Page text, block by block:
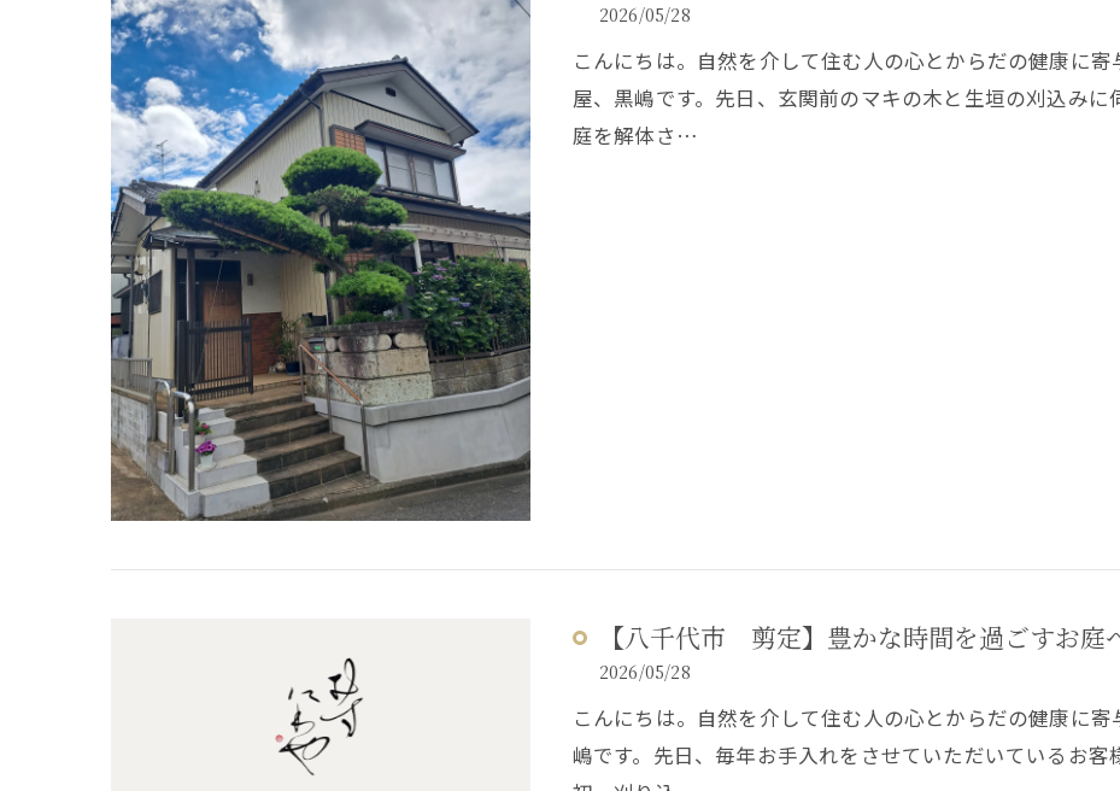
2026/05/28
こんにちは。自然を介して住む人の心とからだの健康に
屋、黒嶋です。先日、玄関前のマキの木と生垣の刈込み
庭を解体さ…
【八千代市 剪定】豊かな時間を過ごすお庭
2026/05/28
こんにちは。自然を介して住む人の心とからだの健康に
嶋です。先日、毎年お手入れをさせていただいているお